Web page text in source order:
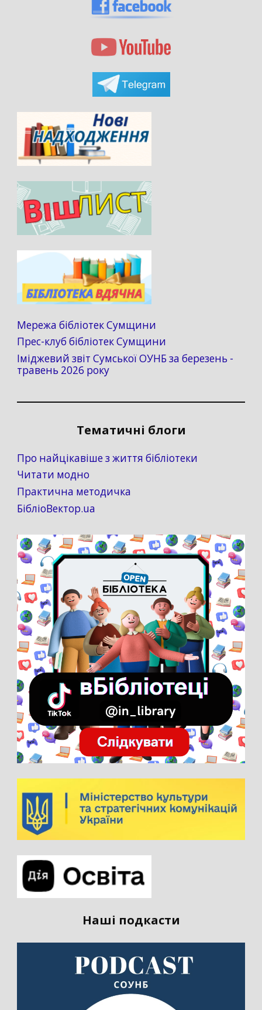
Мережа бібліотек Сумщини
Прес-клуб бібліотек Сумщини
Іміджевий звіт Сумської ОУНБ за березень -
травень 2026 року
Тематичні блоги
Про найцікавіше з життя бібліотеки
Читати модно
Практична методичка
БібліоВектор.ua
Наші подкасти